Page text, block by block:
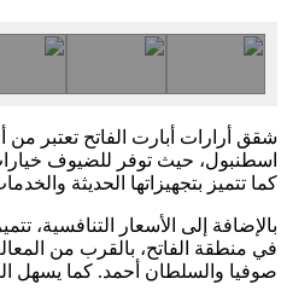
شقق أرارات أبارت الفاتح تعتبر
اسطنبول، حيث توفر للضيوف
كما تتميز بتجهيزاتها الحديثة
بالإضافة إلى الأسعار التنافسية،
في منطقة الفاتح، بالقرب من
صوفيا والسلطان أحمد. كما يسهل